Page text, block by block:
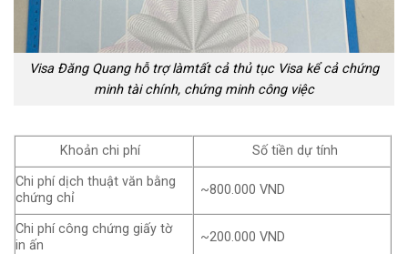
Visa Đăng Quang hỗ trợ làmtất cả thủ tục Visa kể cả chứng
minh tài chính, chứng minh công việc
Khoản chi phí
Số tiền dự tính
Chi phí dịch thuật văn bằng
chứng chỉ
~800.000 VND
Chi phí công chứng giấy tờ
in ấn
~200.000 VND